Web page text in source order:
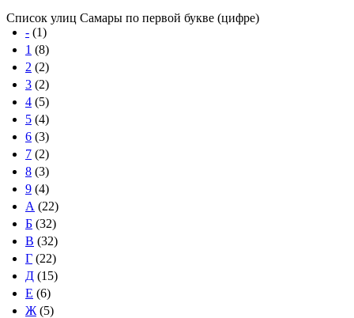
Список улиц Самары по первой букве (цифре)
- (1)
1 (8)
2 (2)
3 (2)
4 (5)
5 (4)
6 (3)
7 (2)
8 (3)
9 (4)
А (22)
Б (32)
В (32)
Г (22)
Д (15)
Е (6)
Ж (5)